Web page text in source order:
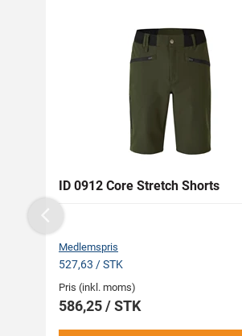
ID 0912 Core Stretch Shorts
Medlemspris
527,63 / STK
Pris (inkl. moms)
586,25 / STK
Previous